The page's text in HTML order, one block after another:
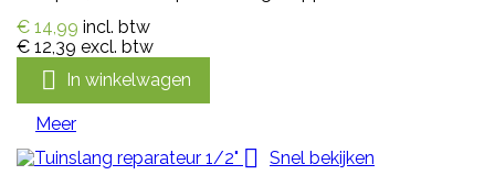
€ 14,99 incl. btw
€ 12,39 excl. btw
 In winkelwagen
Meer

Snel bekijken